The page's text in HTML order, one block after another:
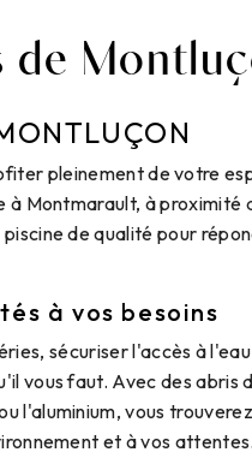
de
pleinement de votre
Montmarault, à proximité
de qualité pour
à vos besoins
sécuriser l'accès à
vous faut. Avec des abris
l'aluminium, vous
et à vos attentes.